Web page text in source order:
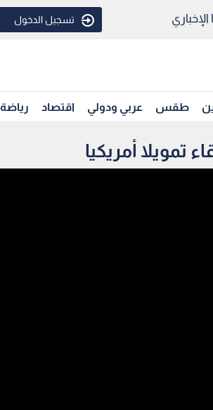
تسجيل الدخول
طقس عربي ودولي اقتصاد رياضة
تمويلا أمريكيا